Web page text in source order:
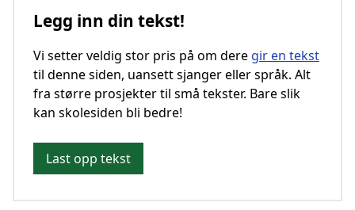
Legg inn din tekst!
Vi setter veldig stor pris på om dere gir en tekst
til denne siden, uansett sjanger eller språk. Alt
fra større prosjekter til små tekster. Bare slik
kan skolesiden bli bedre!
Last opp tekst